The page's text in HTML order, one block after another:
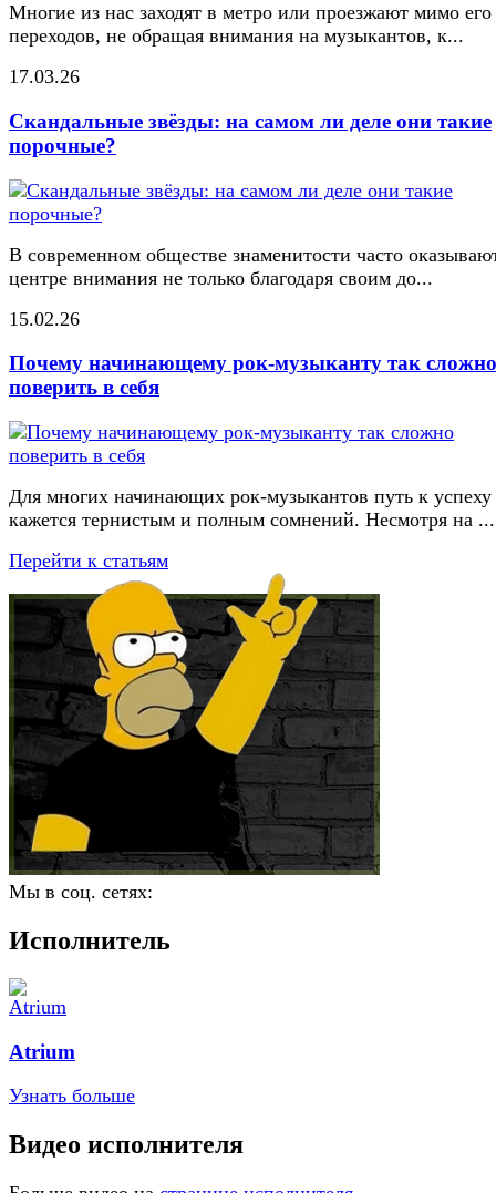
Многие из нас заходят в метро или проезжают мимо его
переходов, не обращая внимания на музыкантов, к...
17.03.26
Скандальные звёзды: на самом ли деле они такие
порочные?
В современном обществе знаменитости часто
центре внимания не только благодаря своим до...
15.02.26
Почему начинающему рок-музыканту так сложно
поверить в себя
Для многих начинающих рок-музыкантов путь к успеху
кажется тернистым и полным сомнений. Несмотря на ...
Перейти к статьям
Мы в соц. сетях:
Исполнитель
Atrium
Узнать больше
Видео исполнителя